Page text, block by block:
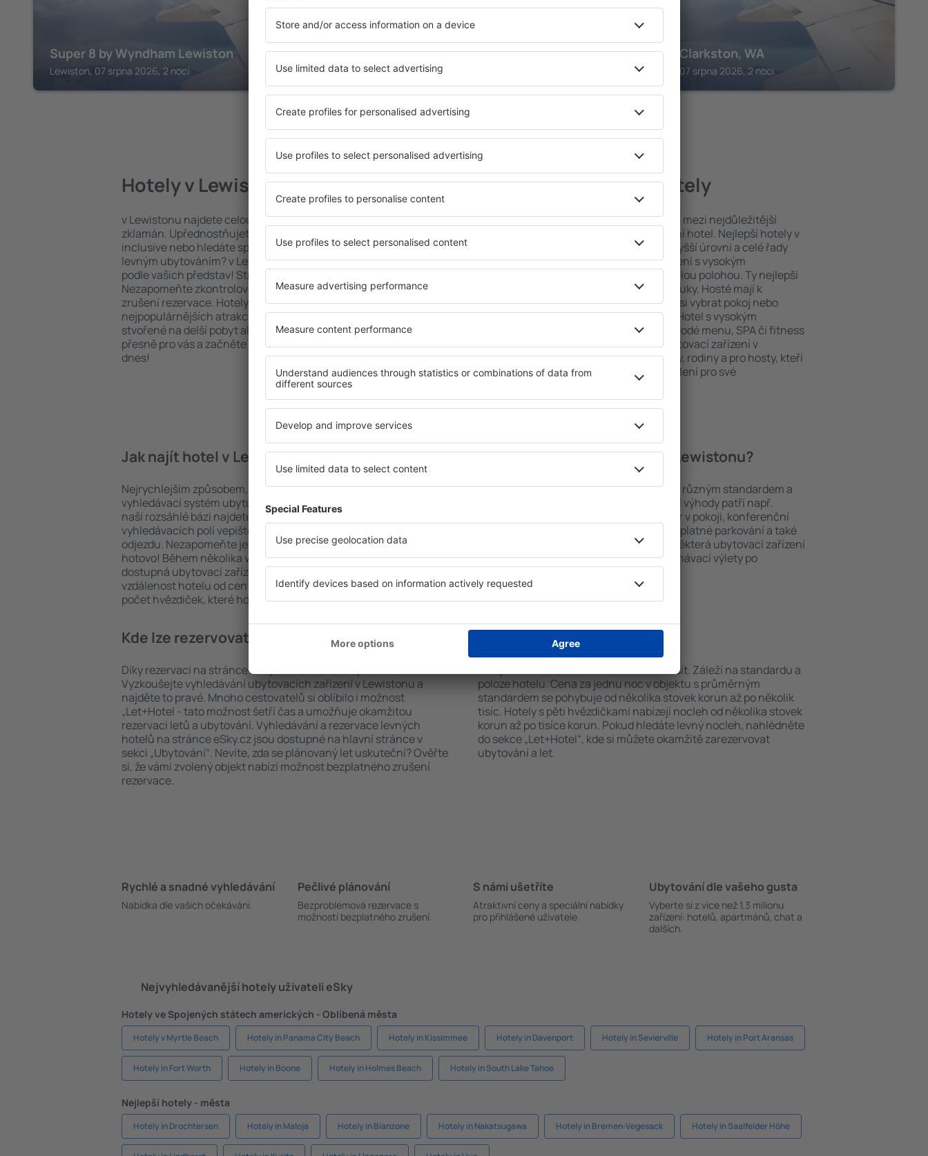
Super 8 by Wyndham Lewiston
Lewiston, 07 srpna 2026, 2 noci
Seaport Inn and Suites
Lewiston, 07 srpna 2026, 2 noci
Motel 6 Clarkston, WA
Clarkston, 07 srpna 2026, 2 noci
Zobrazit více hotelů v Lewistonu
Hotely v Lewistonu
v Lewistonu najdete celou řadu hotelů. Žádný návštěvník nebude
zklamán. Upřednostňujete hotel na vysoké úrovni a nabídkou all
inclusive nebo hledáte spíše místa s poklidnou atmosférou a
levným ubytováním? v Lewistonu na vás čeká ubytování přesně
podle vašich představ! Stačí zvolit polohu a standard hotelu.
Nezapomeňte zkontrolovat způsob platby a možnost bezplatného
zrušení rezervace. Hotely v Lewistonu se nacházejí jak v blízkosti
nejpopulárnějších atrakcí, tak i v poklidnějších čtvrtích. Jsou jako
stvořené na delší pobyt ale i krátký výlet o víkendu. Vyberte hotel
přesně pro vás a začněte se balit na výlet nebo služební cestu už
dnes!
Lewiston – nejlepší hotely
Komplexní služby a výhodná poloha patří mezi nejdůležitější
kritéria, která musí splnit každý exklusivní hotel. Nejlepší hotely v
Lewistonu jsou zárukou obsluhy na nejvyšší úrovni a celé řady
dalších výhod pro hosty. Ubytovací zařízení s vysokým
standardem se mohou pochlubit dokonalou polohou. Ty nejlepší
atrakce v Lewistonu tak máte na dosah ruky. Hosté mají k
dispozici i bezplatné parkování a mohou si vybrat pokoj nebo
apartmán přesně podle svých představ. Hotel s vysokým
standardem znamená mimo jiné i různorodé menu, SPA či fitness
areál nebo atrakce pro děti. Nejlepší ubytovací zařízení v
Lewistonu jsou skvělým řešením pro páry, rodiny a pro hosty, kteří
cestují služebně nebo chtějí pořádat školení pro své
Jak najít hotel v Lewistonu?
Nejrychlejším způsobem, jak najít hotel v Lewistonu, je
vyhledávací systém ubytovacích zařízení na stránce eSky. Díky
naší rozsáhlé bázi najdete přesně to, co hledáte. Do
vyhledávacích polí vepište cíl cesty a vyberte data příjezdu a
odjezdu. Nezapomeňte ještě uvést počet hostů a pokojů. A máte
hotovo! Během několika vteřin se před vámi objeví všechna
dostupná ubytovací zařízení. Snadno si pak můžete ověřit
vzdálenost hotelu od centra, způsob platby za ubytování nebo
počet hvězdiček, které hotel obdržel od předchozích návštěvníků.
Jaké zařízení nabízí hotely v Lewistonu?
Hotely v Lewistonu se řadí mezi objekty s různým standardem a
vybavením pro hosty. Mezi nejoblíbenější výhody patří např.
bezplatné wi-fi, SPA areál, minibar/trezor v pokoji, konferenční
centrum, restaurace, dětský koutek, bezplatné parkování a také
informační brožury o atrakcích v okolí. Některá ubytovací zařízení
nabízejí i transport z/na letiště nebo poznávací výlety po
historických památkách v Lewistonu.
Kde lze rezervovat hotel v Lewistonu?
Díky rezervaci na stránce eSky.cz ušetříte čas i peníze.
Vyzkoušejte vyhledávání ubytovacích zařízení v Lewistonu a
najděte to pravé. Mnoho cestovatelů si oblíbilo i možnost
„Let+Hotel - tato možnost šetří čas a umožňuje okamžitou
rezervaci letů a ubytování. Vyhledávání a rezervace levných
hotelů na stránce eSky.cz jsou dostupné na hlavní stránce v
sekci „Ubytování“. Nevíte, zda se plánovaný let uskuteční? Ověřte
si, že vámi zvolený objekt nabízí možnost bezplatného zrušení
rezervace.
Kolik stojí hotel v Lewistonu?
Ceny za nocleh v Lewistonu se můžou lišit. Záleží na standardu a
poloze hotelu. Cena za jednu noc v objektu s průměrným
standardem se pohybuje od několika stovek korun až po několik
tisíc. Hotely s pěti hvězdičkami nabízejí nocleh od několika stovek
korun až po tisíce korun. Pokud hledáte levný nocleh, nahlédněte
do sekce „Let+Hotel“, kde si můžete okamžitě zarezervovat
ubytování a let.
Rychlé a snadné vyhledávání
Nabídka dle vašich očekávání.
Pečlivé plánování
Bezproblémová rezervace s
možností bezplatného zrušení.
S námi ušetříte
Atraktivní ceny a speciální nabídky
pro přihlášené uživatele.
Ubytování dle vašeho gusta
Vyberte si z více než 1.3 milionu
zařízení: hotelů, apartmánů, chat a
dalších.
Nejvyhledávanější hotely uživateli eSky
Hotely ve Spojených státech amerických - Oblíbená města
Hotely v Myrtle Beach Hotely in Panama City Beach Hotely in Kissimmee Hotely in Davenport Hotely in Sevierville Hotely in Port Aransas
Hotely in Fort Worth Hotely in Boone Hotely in Holmes Beach Hotely in South Lake Tahoe
Nejlepší hotely - města
Hotely in Drochtersen Hotely in Maloja Hotely in Bianzone Hotely in Nakatsugawa Hotely in Bremen-Vegesack Hotely in Saalfelder Höhe